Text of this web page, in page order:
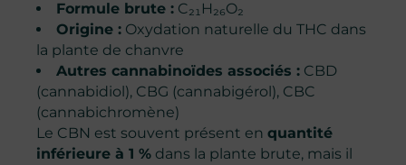
Formule brute : C₂₁H₂₆O₂
Origine : Oxydation naturelle du THC dans
la plante de chanvre
Autres cannabinoïdes associés : CBD
(cannabidiol), CBG (cannabigérol), CBC
(cannabichromène)
Le CBN est souvent présent en quantité
inférieure à 1 % dans la plante brute, mais il